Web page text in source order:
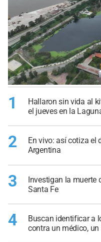
1
Hallaron sin vida al
el jueves en la
2
En vivo: así cotiza el
Argentina
3
Investigan la muerte
Santa Fe
4
Buscan identificar a
contra un médico,